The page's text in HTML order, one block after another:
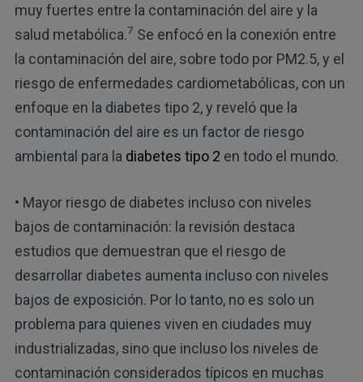
muy fuertes entre la contaminación del aire y la
salud metabólica.7 Se enfocó en la conexión entre
la contaminación del aire, sobre todo por PM2.5, y el
riesgo de enfermedades cardiometabólicas, con un
enfoque en la diabetes tipo 2, y reveló que la
contaminación del aire es un factor de riesgo
ambiental para la diabetes tipo 2 en todo el mundo.
• Mayor riesgo de diabetes incluso con niveles
bajos de contaminación: la revisión destaca
estudios que demuestran que el riesgo de
desarrollar diabetes aumenta incluso con niveles
bajos de exposición. Por lo tanto, no es solo un
problema para quienes viven en ciudades muy
industrializadas, sino que incluso los niveles de
contaminación considerados típicos en muchas